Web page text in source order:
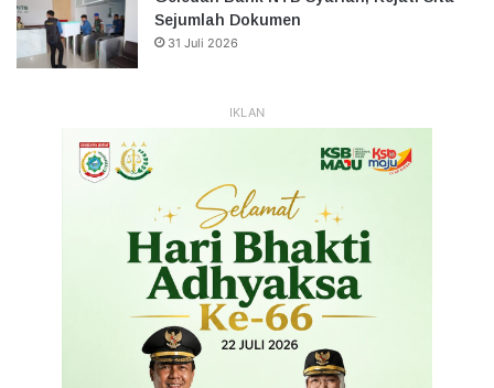
Sejumlah Dokumen
31 Juli 2026
IKLAN